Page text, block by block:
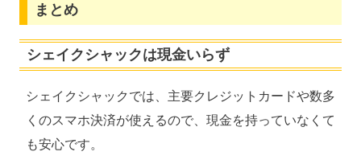
まとめ
シェイクシャックは現金いらず
シェイクシャックでは、主要クレジットカードや数多
くのスマホ決済が使えるので、現金を持っていなくて
も安心です。